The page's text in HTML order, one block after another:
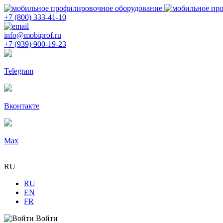
+7 (800) 333-41-10
info@mobiprof.ru
+7 (939) 900-19-23
Telegram
Вконтакте
Max
RU
RU
EN
FR
Войти